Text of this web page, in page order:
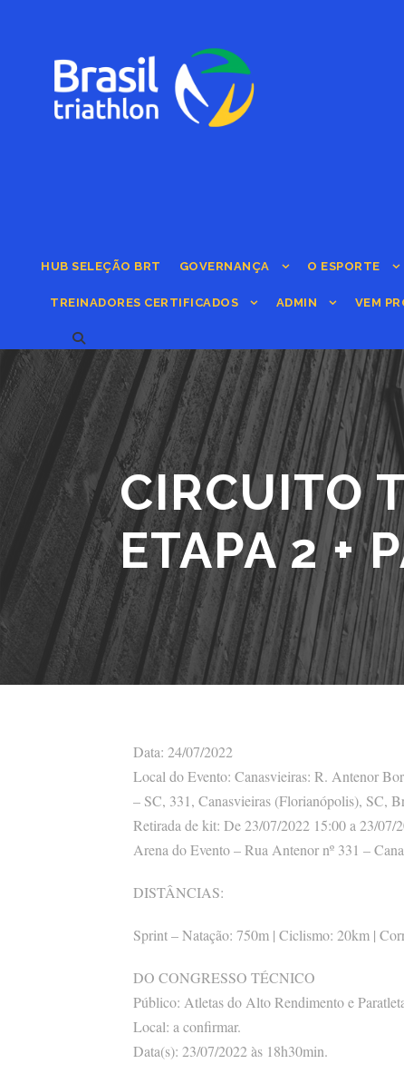
HUB SELEÇÃO BRT GOVERNANÇA O ESPORTE
TREINADORES CERTIFICADOS ADMIN VEM
CIRCUITO
ETAPA 2 +
Data: 24/07/2022
Local do Evento: Canasvieiras: R. Antenor
– SC, 331, Canasvieiras (Florianópolis), SC,
Retirada de kit: De 23/07/2022 15:00 a 23/07/
Arena do Evento – Rua Antenor nº 331 –
DISTÂNCIAS:
Sprint – Natação: 750m | Ciclismo: 20km |
DO CONGRESSO TÉCNICO
Público: Atletas do Alto Rendimento e
Local: a confirmar.
Data(s): 23/07/2022 às 18h30min.